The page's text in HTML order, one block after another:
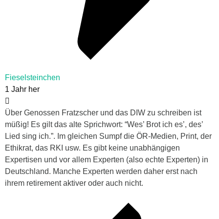
Fieselsteinchen
1 Jahr her
Über Genossen Fratzscher und das DIW zu schreiben ist
müßig! Es gilt das alte Sprichwort: “Wes’ Brot ich es’, des’
Lied sing ich.”. Im gleichen Sumpf die ÖR-Medien, Print, der
Ethikrat, das RKI usw. Es gibt keine unabhängigen
Expertisen und vor allem Experten (also echte Experten) in
Deutschland. Manche Experten werden daher erst nach
ihrem retirement aktiver oder auch nicht.